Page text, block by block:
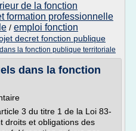
de la fonction
formation professionnelle
/ emploi fonction
decret fonction publique
la fonction publique territoriale
dans la fonction
3 du titre 1 de la Loi 83-
droits et obligations des